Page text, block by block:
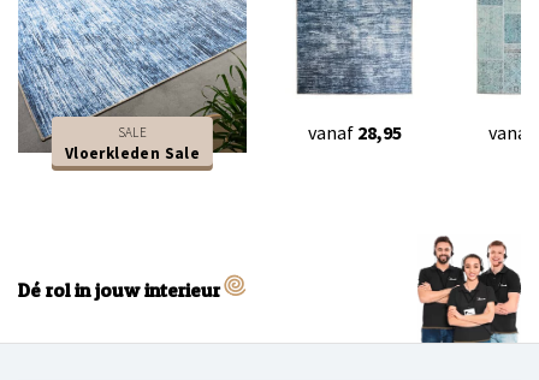
SALE
Vloerkleden Sale
vanaf 28,95 vanaf
Dé rol in jouw interieur